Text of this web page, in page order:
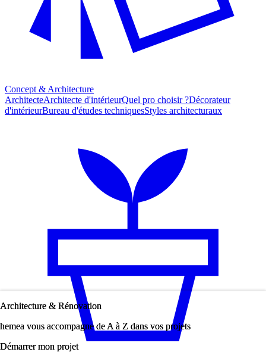
Concept & Architecture
ArchitecteArchitecte d'intérieurQuel pro choisir ?Décorateur
d'intérieurBureau d'études techniquesStyles architecturaux
Architecture & Rénovation
hemea vous accompagne de A à Z dans vos projets
Démarrer mon projet
Architecture & Rénovation
hemea vous accompagne de A à Z dans vos projets
Démarrer mon projet